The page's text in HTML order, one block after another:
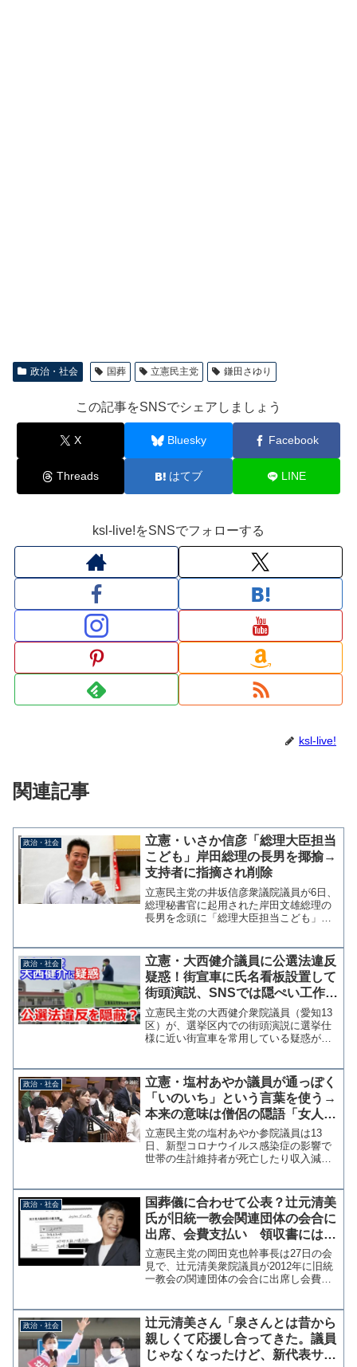
政治・社会 国葬 立憲民主党 鎌田さゆり
この記事をSNSでシェアしましょう
X Bluesky Facebook
Threads はてブ LINE
ksl-live!をSNSでフォローする
ksl-live!
関連記事
政治・社会
立憲・いさか信彦「総理大臣担当
こども」岸田総理の長男を揶揄→
支持者に指摘され削除
立憲民主党の井坂信彦衆議院議員が6日、
総理秘書官に起用された岸田文雄総理の
長男を念頭に「総理大臣担当こども」と
当大臣」は必要だけど、「総理大臣担当
こども」を税金で雇うの...
政治・社会
立憲・大西健介議員に公選法違反
疑惑！街宣車に氏名看板設置して
街頭演説、SNSでは隠ぺい工作
も？
立憲民主党の大西健介衆院議員（愛知13
区）が、選挙区内での街頭演説に選挙仕
様に近い街宣車を常用している疑惑が浮
ないが、大西氏の街宣車の車上看板には
大きく「おおにし健介」...
政治・社会
立憲・塩村あやか議員が通っぽく
「いのいち」という言葉を使う→
本来の意味は僧侶の隠語「女人と
情交関係を交わすこと、天悦にお
なじ」
立憲民主党の塩村あやか参院議員は13
日、新型コロナウイルス感染症の影響で
世帯の生計維持者が死亡したり収入減少
した事が形になるというのは、正直に嬉
しいものだ。」とツイッタ...
政治・社会
国葬儀に合わせて公表？辻元清美
氏が旧統一教会関連団体の会合に
出席、会費支払い 領収書にはバ
ッチリ「WFWP大阪10連合会」
立憲民主党の岡田克也幹事長は27日の会
見で、辻元清美衆院議員が2012年に旧統
一教会の関連団体の会合に出席し会費を
が、はっきりと「WFWP大阪10連合会」
と記載されていた...
政治・社会
辻元清美さん「泉さんとは昔から
親しくて応援し合ってきた。議員
じゃなくなったけど、新代表サポ